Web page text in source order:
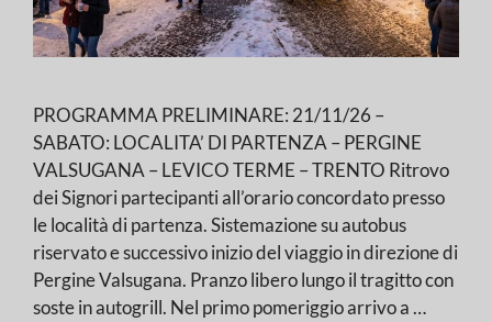
PROGRAMMA PRELIMINARE: 21/11/26 –
SABATO: LOCALITA’ DI PARTENZA – PERGINE
VALSUGANA – LEVICO TERME – TRENTO Ritrovo
dei Signori partecipanti all’orario concordato presso
le località di partenza. Sistemazione su autobus
riservato e successivo inizio del viaggio in direzione di
Pergine Valsugana. Pranzo libero lungo il tragitto con
soste in autogrill. Nel primo pomeriggio arrivo a …